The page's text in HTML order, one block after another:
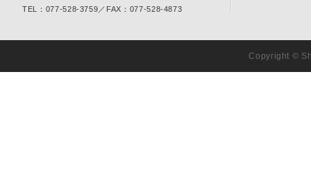
TEL：077-528-3759／FAX：077-528-4873
Copyright ©